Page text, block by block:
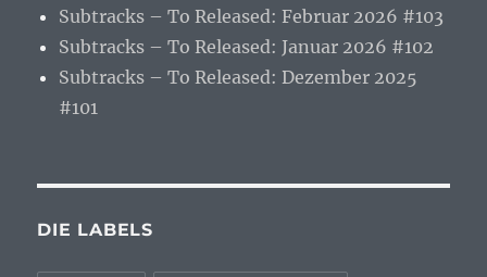
Subtracks – To Released: Februar 2026 #103
Subtracks – To Released: Januar 2026 #102
Subtracks – To Released: Dezember 2025
#101
DIE LABELS